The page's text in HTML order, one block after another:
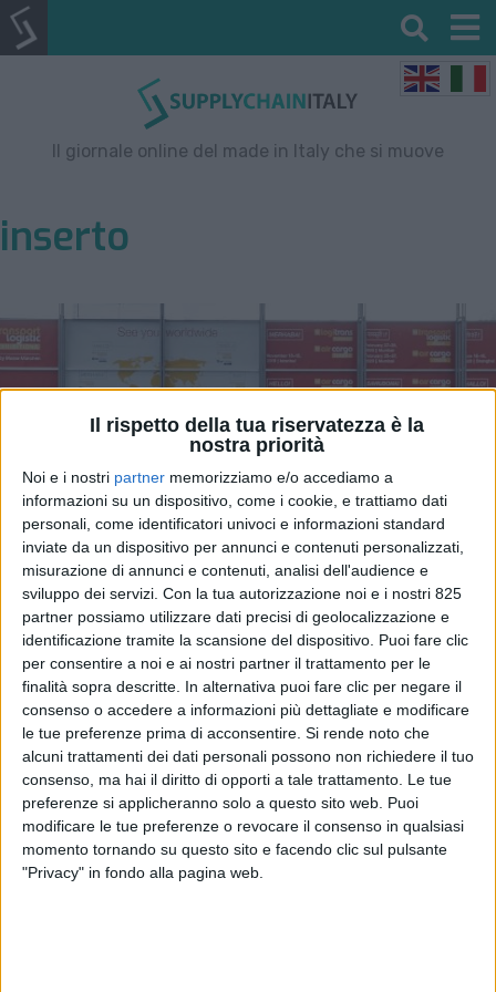
Il rispetto della tua riservatezza è la
nostra priorità
Noi e i nostri partner memorizziamo e/o accediamo a
informazioni su un dispositivo, come i cookie, e trattiamo dati
personali, come identificatori univoci e informazioni standard
inviate da un dispositivo per annunci e contenuti personalizzati,
misurazione di annunci e contenuti, analisi dell'audience e
sviluppo dei servizi. Con la tua autorizzazione noi e i nostri 825
partner possiamo utilizzare dati precisi di geolocalizzazione e
identificazione tramite la scansione del dispositivo. Puoi fare clic
per consentire a noi e ai nostri partner il trattamento per le
finalità sopra descritte. In alternativa puoi fare clic per negare il
consenso o accedere a informazioni più dettagliate e modificare
le tue preferenze prima di acconsentire. Si rende noto che
alcuni trattamenti dei dati personali possono non richiedere il tuo
consenso, ma hai il diritto di opporti a tale trattamento. Le tue
preferenze si applicheranno solo a questo sito web. Puoi
modificare le tue preferenze o revocare il consenso in qualsiasi
momento tornando su questo sito e facendo clic sul pulsante
"Privacy" in fondo alla pagina web.
Il giornale online del made in Italy che si muove
inserto
In arrivo un nuovo inserto
dedicato alla fiera Transport
Logistic
LE ALTRE NEWS 10 APRILE 2023